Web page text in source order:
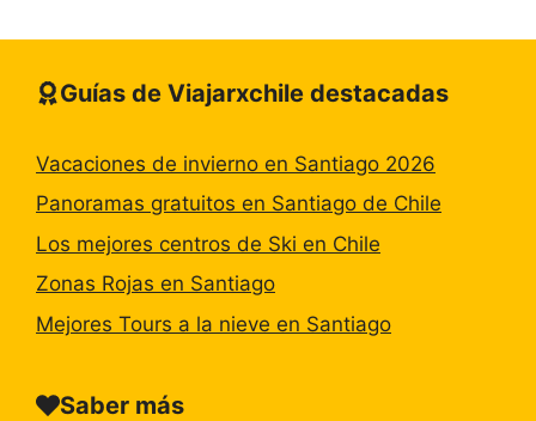
Guías de Viajarxchile destacadas
Vacaciones de invierno en Santiago 2026
Panoramas gratuitos en Santiago de Chile
Los mejores centros de Ski en Chile
Zonas Rojas en Santiago
Mejores Tours a la nieve en Santiago
Saber más